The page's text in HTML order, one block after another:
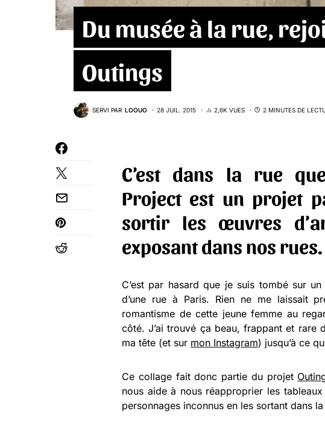
Du musée à la rue,
Outings
SERVI PAR LOOUO 28 JUIL. 2015 2,6K VUES 2 MINUTES DE
C’est dans la rue
Projectest un projet
sortir les œuvres
exposant dans nos rues.
C’est par hasard que je suis tombé sur
d’une rue à Paris. Rien ne me laissait
romantisme de cette jeune femme au
côté. J’ai trouvé ça beau, frappant et rare
ma tête (et sur mon Instagram) jusqu’à ce
Ce collage fait donc partie du projet
nous aide à nous réapproprier les
personnages inconnus en les sortant dans